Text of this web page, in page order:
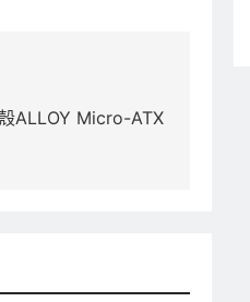
ALLOY Micro-ATX